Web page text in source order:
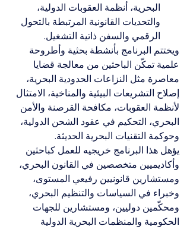
البحرية، أنظمة العقوبات الدولية،
والتحديات القانونية المرتبطة بالتحول
الرقمي والسفن ذاتية التشغيل.
ويختتم البرنامج بأنشطة بحثية وأطروحة
علمية تمكّن الباحثين من معالجة قضايا
معاصرة مثل النزاعات الحدودية البحرية،
إصلاح التشريعات البيئية والمناخية، الامتثال
لأنظمة العقوبات، مكافحة القرصنة والأمن
البحري، التحكيم في عقود الشحن الدولية،
وحوكمة التقنيات البحرية الحديثة.
يؤهل هذا البرنامج خريجيه للعمل كباحثين
وأكاديميين متخصصين في القانون البحري،
ومستشارين قانونيين رفيعي المستوى،
وخبراء في السياسات والتنظيم البحري،
ومحكّمين دوليين، ومستشارين للجهات
الحكومية والمنظمات البحرية الدولية